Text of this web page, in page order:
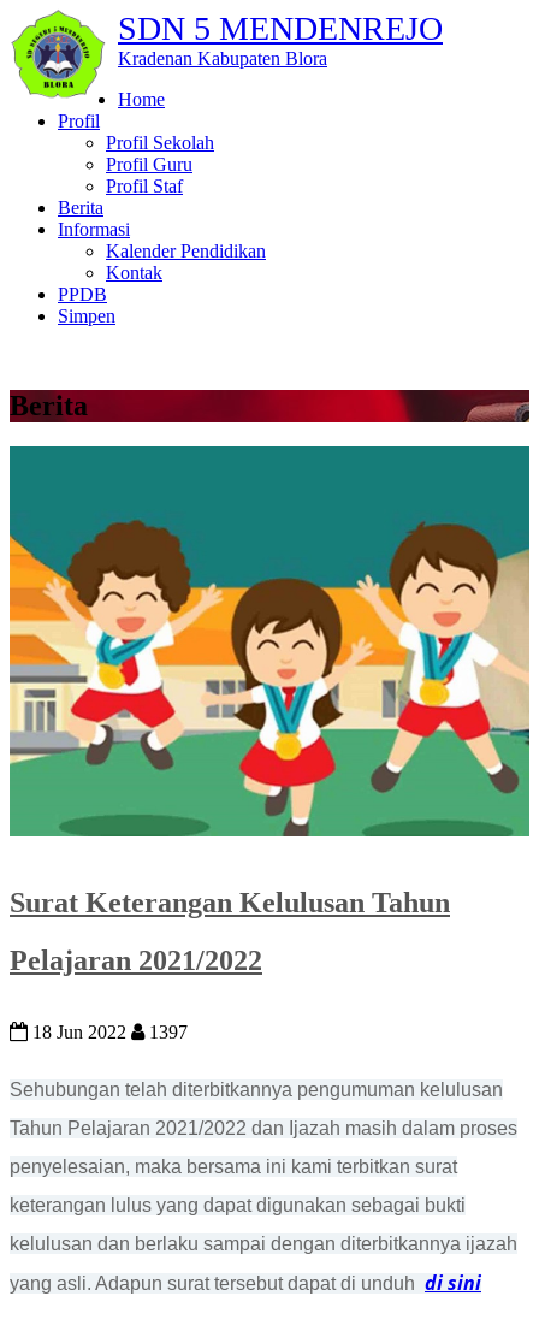
SDN 5 MENDENREJO
Kradenan Kabupaten Blora
Home
Profil
Profil Sekolah
Profil Guru
Profil Staf
Berita
Informasi
Kalender Pendidikan
Kontak
PPDB
Simpen
Berita
Surat Keterangan Kelulusan Tahun
Pelajaran 2021/2022
18 Jun 2022 1397
Sehubungan telah diterbitkannya pengumuman kelulusan
Tahun Pelajaran 2021/2022 dan Ijazah masih dalam proses
penyelesaian, maka bersama ini kami terbitkan surat
keterangan lulus yang dapat digunakan sebagai bukti
kelulusan dan berlaku sampai dengan diterbitkannya ijazah
yang asli. Adapun surat tersebut dapat di unduh di sini